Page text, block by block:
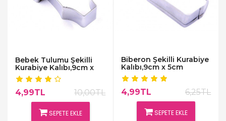
Bebek Tulumu Şekilli
Kurabiye Kalıbı,9cm x
7cm
4,99TL 10,00TL
SEPETE EKLE
Biberon Şekilli Kurabiye
Kalıbı,9cm x 5cm
4,99TL 6,25TL
SEPETE EKLE